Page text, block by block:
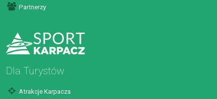
Partnerzy
Dla Turystów
Atrakcje Karpacza